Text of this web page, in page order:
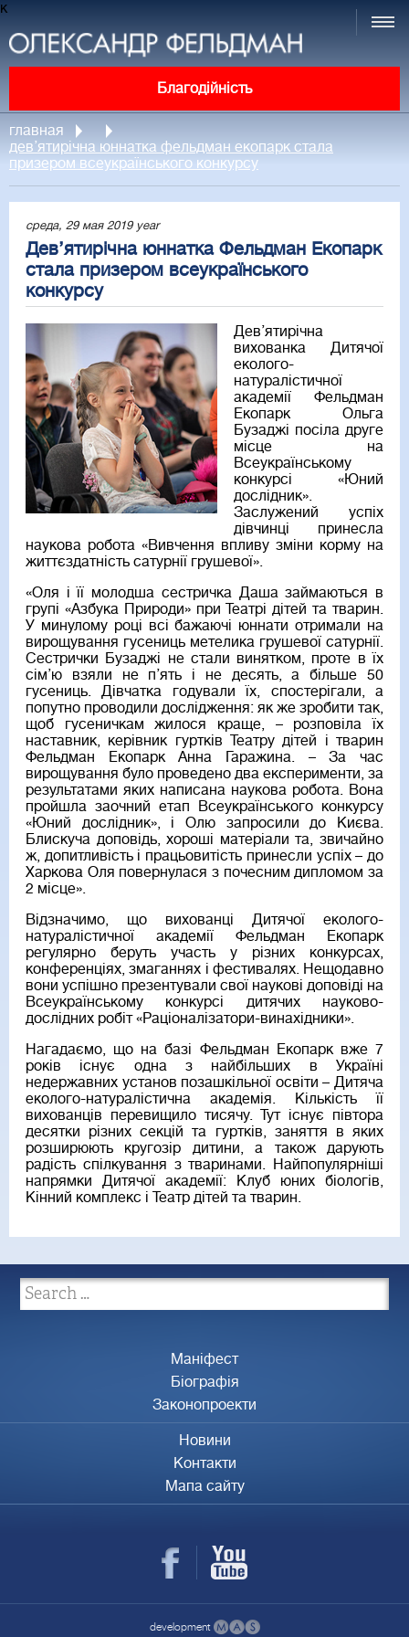
к
Благодійність
главная
дев’ятирічна юннатка фельдман екопарк стала
призером всеукраїнського конкурсу
среда, 29 мая 2019 year
Дев’ятирічна юннатка Фельдман Екопарк
стала призером всеукраїнського
конкурсу
Дев’ятирічна
вихованка Дитячої
еколого-
натуралістичної
академії Фельдман
Екопарк Ольга
Бузаджі посіла друге
місце на
Всеукраїнському
конкурсі «Юний
дослідник».
Заслужений успіх
дівчинці принесла
наукова робота «Вивчення впливу зміни корму на
життєздатність сатурнії грушевої».
«Оля і її молодша сестричка Даша займаються в
групі «Азбука Природи» при Театрі дітей та тварин.
У минулому році всі бажаючі юннати отримали на
вирощування гусениць метелика грушевої сатурнії.
Сестрички Бузаджі не стали винятком, проте в їх
сім’ю взяли не п’ять і не десять, а більше 50
гусениць. Дівчатка годували їх, спостерігали, а
попутно проводили дослідження: як же зробити так,
щоб гусеничкам жилося краще, – розповіла їх
наставник, керівник гуртків Театру дітей і тварин
Фельдман Екопарк Анна Гаражина. – За час
вирощування було проведено два експерименти, за
результатами яких написана наукова робота. Вона
пройшла заочний етап Всеукраїнського конкурсу
«Юний дослідник», і Олю запросили до Києва.
Блискуча доповідь, хороші матеріали та, звичайно
ж, допитливість і працьовитість принесли успіх – до
Харкова Оля повернулася з почесним дипломом за
2 місце».
Відзначимо, що вихованці Дитячої еколого-
натуралістичної академії Фельдман Екопарк
регулярно беруть участь у різних конкурсах,
конференціях, змаганнях і фестивалях. Нещодавно
вони успішно презентували свої наукові доповіді на
Всеукраїнському конкурсі дитячих науково-
дослідних робіт «Раціоналізатори-винахідники».
Нагадаємо, що на базі Фельдман Екопарк вже 7
років існує одна з найбільших в Україні
недержавних установ позашкільної освіти – Дитяча
еколого-натуралістична академія. Кількість її
вихованців перевищило тисячу. Тут існує півтора
десятки різних секцій та гуртків, заняття в яких
розширюють кругозір дитини, а також дарують
радість спілкування з тваринами. Найпопулярніші
напрямки Дитячої академії: Клуб юних біологів,
Кінний комплекс і Театр дітей та тварин.
Маніфест
Біографія
Законопроекти
Новини
Контакти
Мапа сайту
development